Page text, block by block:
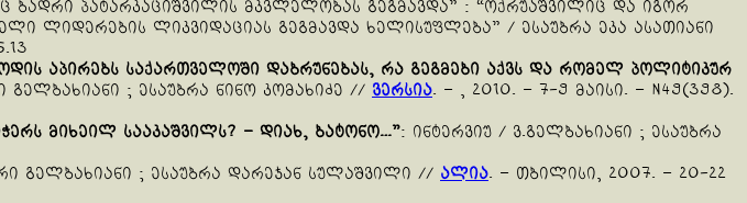
ბადრი პატარკაციშვილის მკვლელობას გეგმავდა” : “ოქრუაშვილიც და იგორ
ლიდერების ლიკვიდაციას გეგმავდა ხელისუფლება” / ესაუბრა ეკა ასათიანი
აპირებს საქართველოში დაბრუნებას, რა გეგმები აქვს და რომელ პოლიტიკურ
გელბახიანი ; ესაუბრა ნინო კომახიძე // ვერსია. – , 2010. – 7-9 მაისი. – N49(398).
მიხეილ სააკაშვილს? – დიახ, ბატონო…”: ინტერვიუ / ვ.გელბახიანი ; ესაუბრა
გელბახიანი ; ესაუბრა დარეჯან სულაშვილი // ალია. – თბილისი, 2007. – 20-22